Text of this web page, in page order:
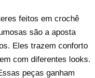
feitos em crochê
são a aposta
Eles trazem conforto
com diferentes looks.
peças ganham